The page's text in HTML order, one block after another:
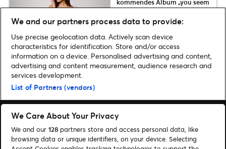
kommendes Album „you seem
pretty sad for a girl so in love“
im April 2027 live nach
Home»Musik»FKA twigs mit neuem Album am 27.11.2019 live in Köln
We and our partners process data to provide:
Use precise geolocation data. Actively scan device
characteristics for identification. Store and/or access
information on a device. Personalised advertising and content,
advertising and content measurement, audience research and
services development.
List of Partners (vendors)
We Care About Your Privacy
We and our 128 partners store and access personal data, like
browsing data or unique identifiers, on your device. Selecting